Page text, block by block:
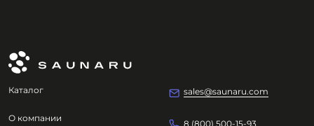
Каталог
О компании
sales@saunaru.com
8 (800) 500-15-93